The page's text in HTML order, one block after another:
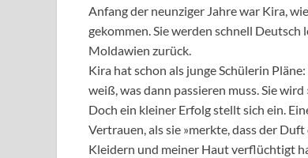
Anfang der neunziger Jahre war Kira,
gekommen. Sie werden schnell Deutsch
Moldawien zurück.
Kira hat schon als junge Schülerin
weiß, was dann passieren muss. Sie
Doch ein kleiner Erfolg stellt sich ein.
Vertrauen, als sie »merkte, dass der
Kleidern und meiner Haut verflüchtigt